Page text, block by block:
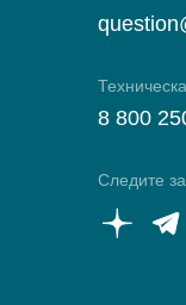
8 800
Следите